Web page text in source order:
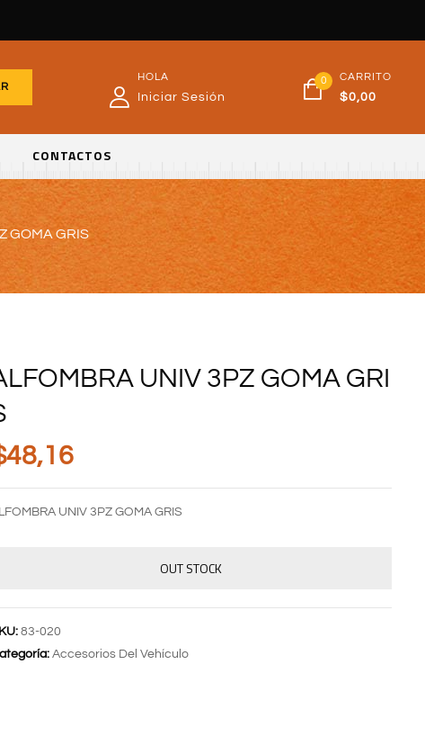
HOLA
Iniciar Sesión
0 CARRITO
$0,00
CONTACTOS
GOMA GRIS
UNIV 3PZ GOMA GRI
48,16
UNIV 3PZ GOMA GRIS
OUT STOCK
83-020
Accesorios Del Vehículo